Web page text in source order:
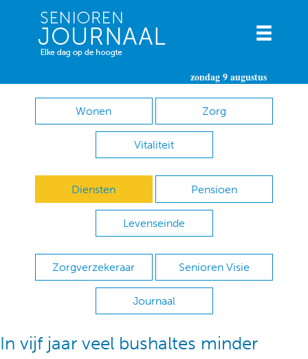
zondag 9 augustus
Wonen Zorg
Vitaliteit
Diensten Pensioen
Levenseinde
Zorgverzekeraar Senioren Visie
Journaal
In vijf jaar veel bushaltes minder